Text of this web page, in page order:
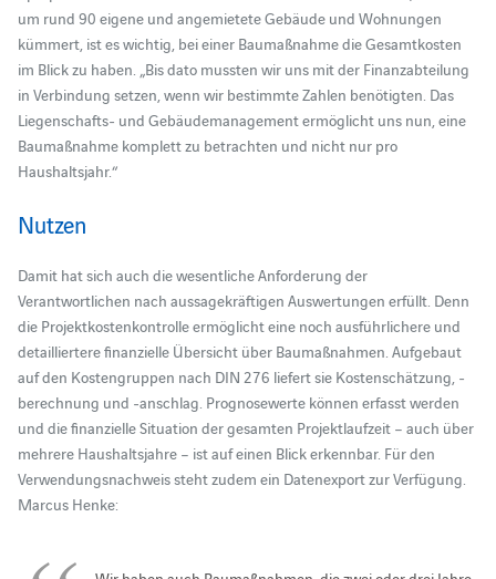
um rund 90 eigene und angemietete Gebäude und Wohnungen
kümmert, ist es wichtig, bei einer Baumaßnahme die Gesamtkosten
im Blick zu haben. „Bis dato mussten wir uns mit der Finanzabteilung
in Verbindung setzen, wenn wir bestimmte Zahlen benötigten. Das
Liegenschafts- und Gebäudemanagement ermöglicht uns nun, eine
Baumaßnahme komplett zu betrachten und nicht nur pro
Haushaltsjahr.“
Nutzen
Damit hat sich auch die wesentliche Anforderung der
Verantwortlichen nach aussagekräftigen Auswertungen erfüllt. Denn
die Projektkostenkontrolle ermöglicht eine noch ausführlichere und
detailliertere finanzielle Übersicht über Baumaßnahmen. Aufgebaut
auf den Kostengruppen nach DIN 276 liefert sie Kostenschätzung, -
berechnung und -anschlag. Prognosewerte können erfasst werden
und die finanzielle Situation der gesamten Projektlaufzeit – auch über
mehrere Haushaltsjahre – ist auf einen Blick erkennbar. Für den
Verwendungsnachweis steht zudem ein Datenexport zur Verfügung.
Marcus Henke: